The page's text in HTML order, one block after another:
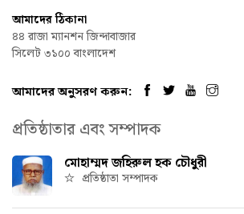
আমাদের ঠিকানা
৪৪ রাজা ম্যানশন জিন্দাবাজার
সিলেট ৩১০০ বাংলাদেশ
আমাদের অনুসরণ করুন:
প্রতিষ্ঠাতার এবং সম্পাদক
মোহাম্মদ জহিরুল হক চৌধুরী
প্রতিষ্ঠাতা সম্পাদক